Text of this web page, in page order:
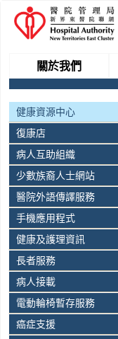
關於我們
健康資源中心
復康店
病人互助組織
少數族裔人士網站
醫院外語傳譯服務
手機應用程式
健康及護理資訊
長者服務
病人接載
電動輪椅暫存服務
癌症支援